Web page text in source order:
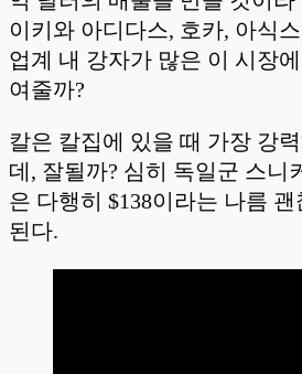
이키와 아디다스, 호카, 아식
업계 내 강자가 많은 이 시장
여줄까?
칼은 칼집에 있을 때 가장 강
데, 잘될까? 심히 독일군 스니
은 다행히 $138이라는 나름
된다.